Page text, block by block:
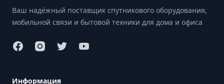
Ваш надёжный поставщик спутникового оборудования,
мобильной связи и бытовой техники для дома и офиса
Информация